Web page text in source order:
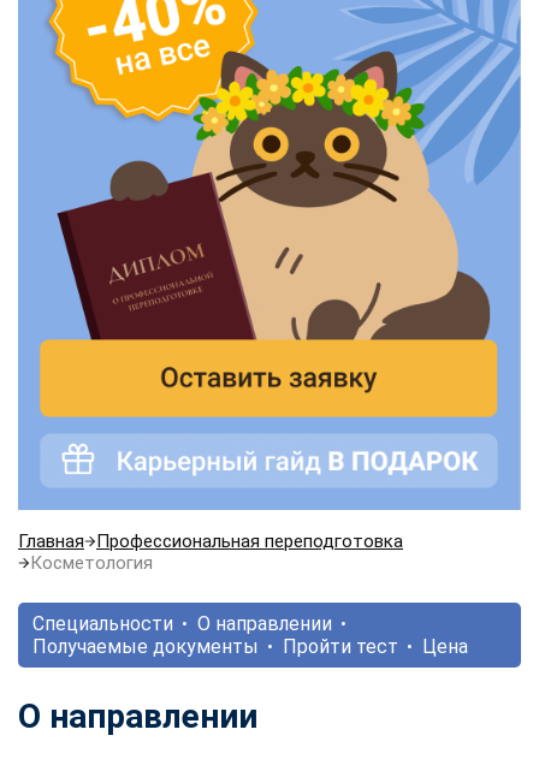
Главная
Профессиональная переподготовка
Косметология
Специальности
О направлении
Получаемые документы
Пройти тест Цена
О направлении